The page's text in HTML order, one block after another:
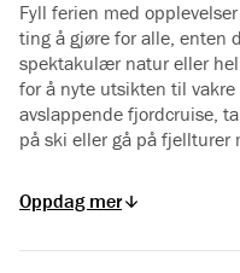
Fyll ferien med
ting å gjøre for alle, enten
spektakulær natur eller
for å nyte utsikten til
avslappende fjordcruise,
på ski eller gå på
Oppdag mer